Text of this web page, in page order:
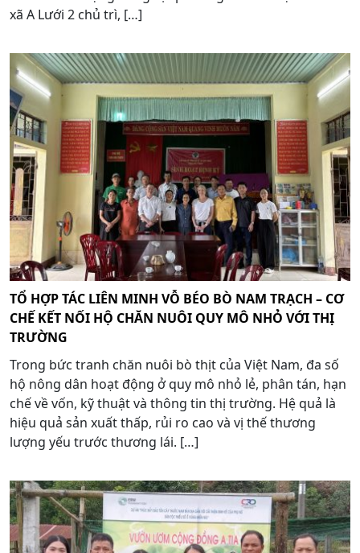
xã A Lưới 2 chủ trì, […]
TỔ HỢP TÁC LIÊN MINH VỖ BÉO BÒ NAM TRẠCH – CƠ
CHẾ KẾT NỐI HỘ CHĂN NUÔI QUY MÔ NHỎ VỚI THỊ
TRƯỜNG
Trong bức tranh chăn nuôi bò thịt của Việt Nam, đa số
hộ nông dân hoạt động ở quy mô nhỏ lẻ, phân tán, hạn
chế về vốn, kỹ thuật và thông tin thị trường. Hệ quả là
hiệu quả sản xuất thấp, rủi ro cao và vị thế thương
lượng yếu trước thương lái. […]